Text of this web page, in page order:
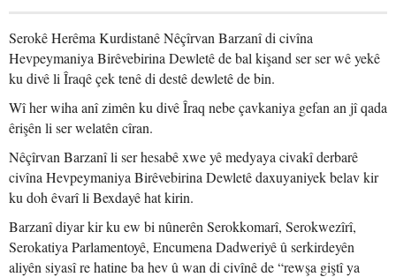
Serokê Herêma Kurdistanê Nêçîrvan Barzanî di civîna
Hevpeymaniya Birêvebirina Dewletê de bal kişand ser ser wê yekê
ku divê li Îraqê çek tenê di destê dewletê de bin.
Wî her wiha anî zimên ku divê Îraq nebe çavkaniya gefan an jî qada
êrişên li ser welatên cîran.
Nêçîrvan Barzanî li ser hesabê xwe yê medyaya civakî derbarê
civîna Hevpeymaniya Birêvebirina Dewletê daxuyaniyek belav kir
ku doh êvarî li Bexdayê hat kirin.
Barzanî diyar kir ku ew bi nûnerên Serokkomarî, Serokwezîrî,
Serokatiya Parlamentoyê, Encumena Dadweriyê û serkirdeyên
aliyên siyasî re hatine ba hev û wan di civînê de “rewşa giştî ya